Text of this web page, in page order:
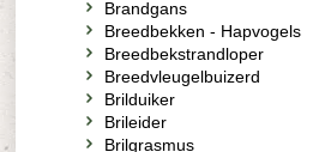
Brandgans
Breedbekken - Hapvogels
Breedbekstrandloper
Breedvleugelbuizerd
Brilduiker
Brileider
Brilgrasmus